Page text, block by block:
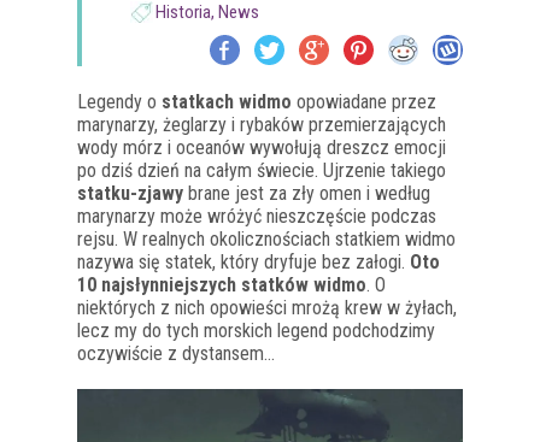
Historia, News
Legendy o statkach widmo opowiadane przez
marynarzy, żeglarzy i rybaków przemierzających
wody mórz i oceanów wywołują dreszcz emocji
po dziś dzień na całym świecie. Ujrzenie takiego
statku-zjawy brane jest za zły omen i według
marynarzy może wróżyć nieszczęście podczas
rejsu. W realnych okolicznościach statkiem widmo
nazywa się statek, który dryfuje bez załogi. Oto
10 najsłynniejszych statków widmo. O
niektórych z nich opowieści mrożą krew w żyłach,
lecz my do tych morskich legend podchodzimy
oczywiście z dystansem…